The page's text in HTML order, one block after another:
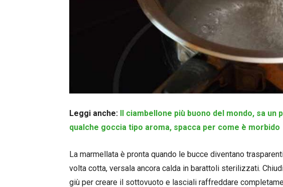
Leggi anche: Il ciambellone più buono del mondo, sa un
qualche goccia tipo aroma, spacca per come è morbido
La marmellata è pronta quando le bucce diventano
volta cotta, versala ancora calda in barattoli sterilizzati.
giù per creare il sottovuoto e lasciali raffreddare